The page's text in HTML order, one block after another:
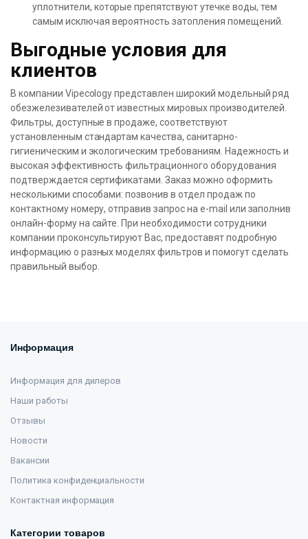
уплотнители, которые препятствуют утечке воды, тем
самым исключая вероятность затопления помещений.
Выгодные условия для
клиентов
В компании Vipecology представлен широкий модельный ряд
обезжелезивателей от известных мировых производителей.
Фильтры, доступные в продаже, соответствуют
установленным стандартам качества, санитарно-
гигиеническим и экологическим требованиям. Надежность и
высокая эффективность фильтрационного оборудования
подтверждается сертификатами. Заказ можно оформить
несколькими способами: позвонив в отдел продаж по
контактному номеру, отправив запрос на e-mail или заполнив
онлайн-форму на сайте. При необходимости сотрудники
компании проконсультируют Вас, предоставят подробную
информацию о разных моделях фильтров и помогут сделать
правильный выбор.
Информация
Информация для дилеров
Наши работы
Отзывы
Новости
Вакансии
Политика конфиденциальности
Контактная информация
Категории товаров